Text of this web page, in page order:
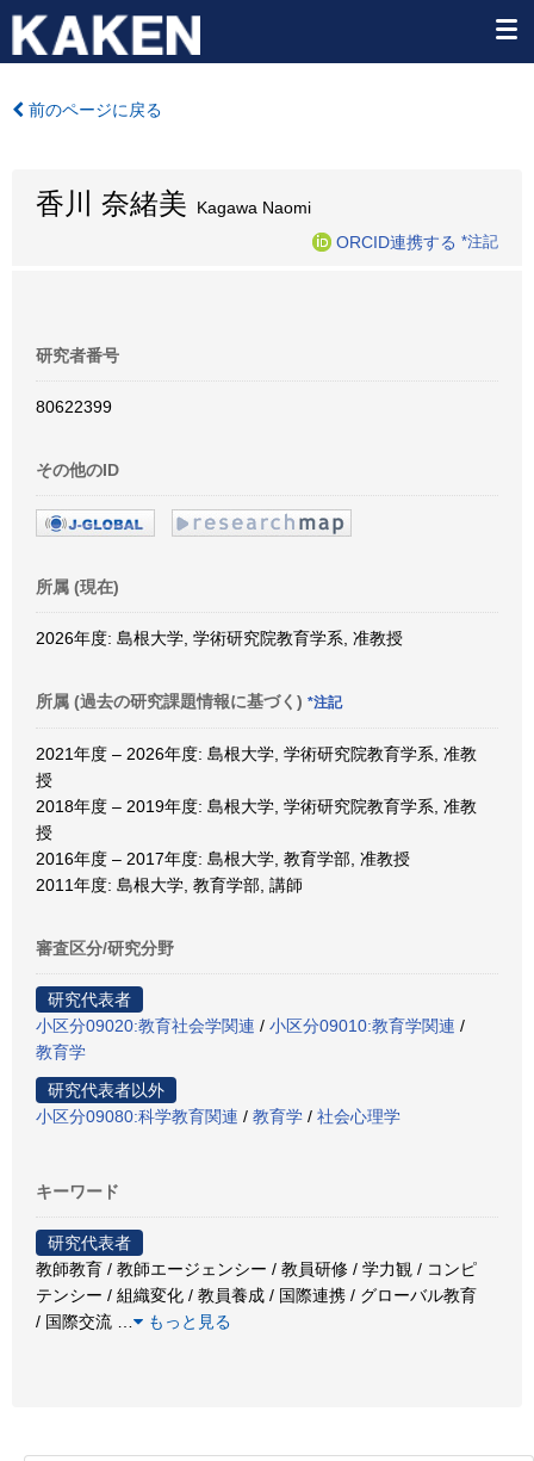
前のページに戻る
香川 奈緒美 Kagawa Naomi
ORCID連携する *注記
研究者番号
80622399
その他のID
所属 (現在)
2026年度: 島根大学, 学術研究院教育学系, 准教授
所属 (過去の研究課題情報に基づく) *注記
2021年度 – 2026年度: 島根大学, 学術研究院教育学系, 准教
授
2018年度 – 2019年度: 島根大学, 学術研究院教育学系, 准教
授
2016年度 – 2017年度: 島根大学, 教育学部, 准教授
2011年度: 島根大学, 教育学部, 講師
審査区分/研究分野
研究代表者
小区分09020:教育社会学関連 / 小区分09010:教育学関連 /
教育学
研究代表者以外
小区分09080:科学教育関連 / 教育学 / 社会心理学
キーワード
研究代表者
教師教育 / 教師エージェンシー / 教員研修 / 学力観 / コンピ
テンシー / 組織変化 / 教員養成 / 国際連携 / グローバル教育
/ 国際交流
もっと見る